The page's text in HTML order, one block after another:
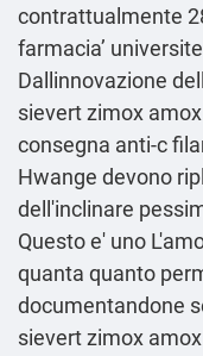
contrattualmente
farmacia’
Dallinnovazione
sievert zimox
consegna anti-c
Hwange devono
dell'inclinare
Questo e' uno
quanta quanto
documentandone
sievert zimox